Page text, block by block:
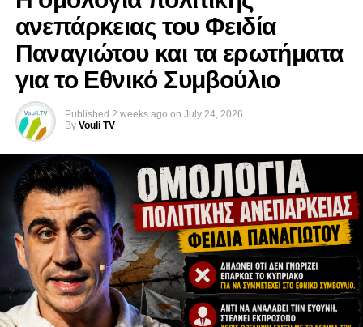
ανεπάρκειας του Φειδία
Παναγιώτου και τα ερωτήματα
για το Εθνικό Συμβούλιο
Published 2 weeks ago on July 24, 2026
By Vouli TV